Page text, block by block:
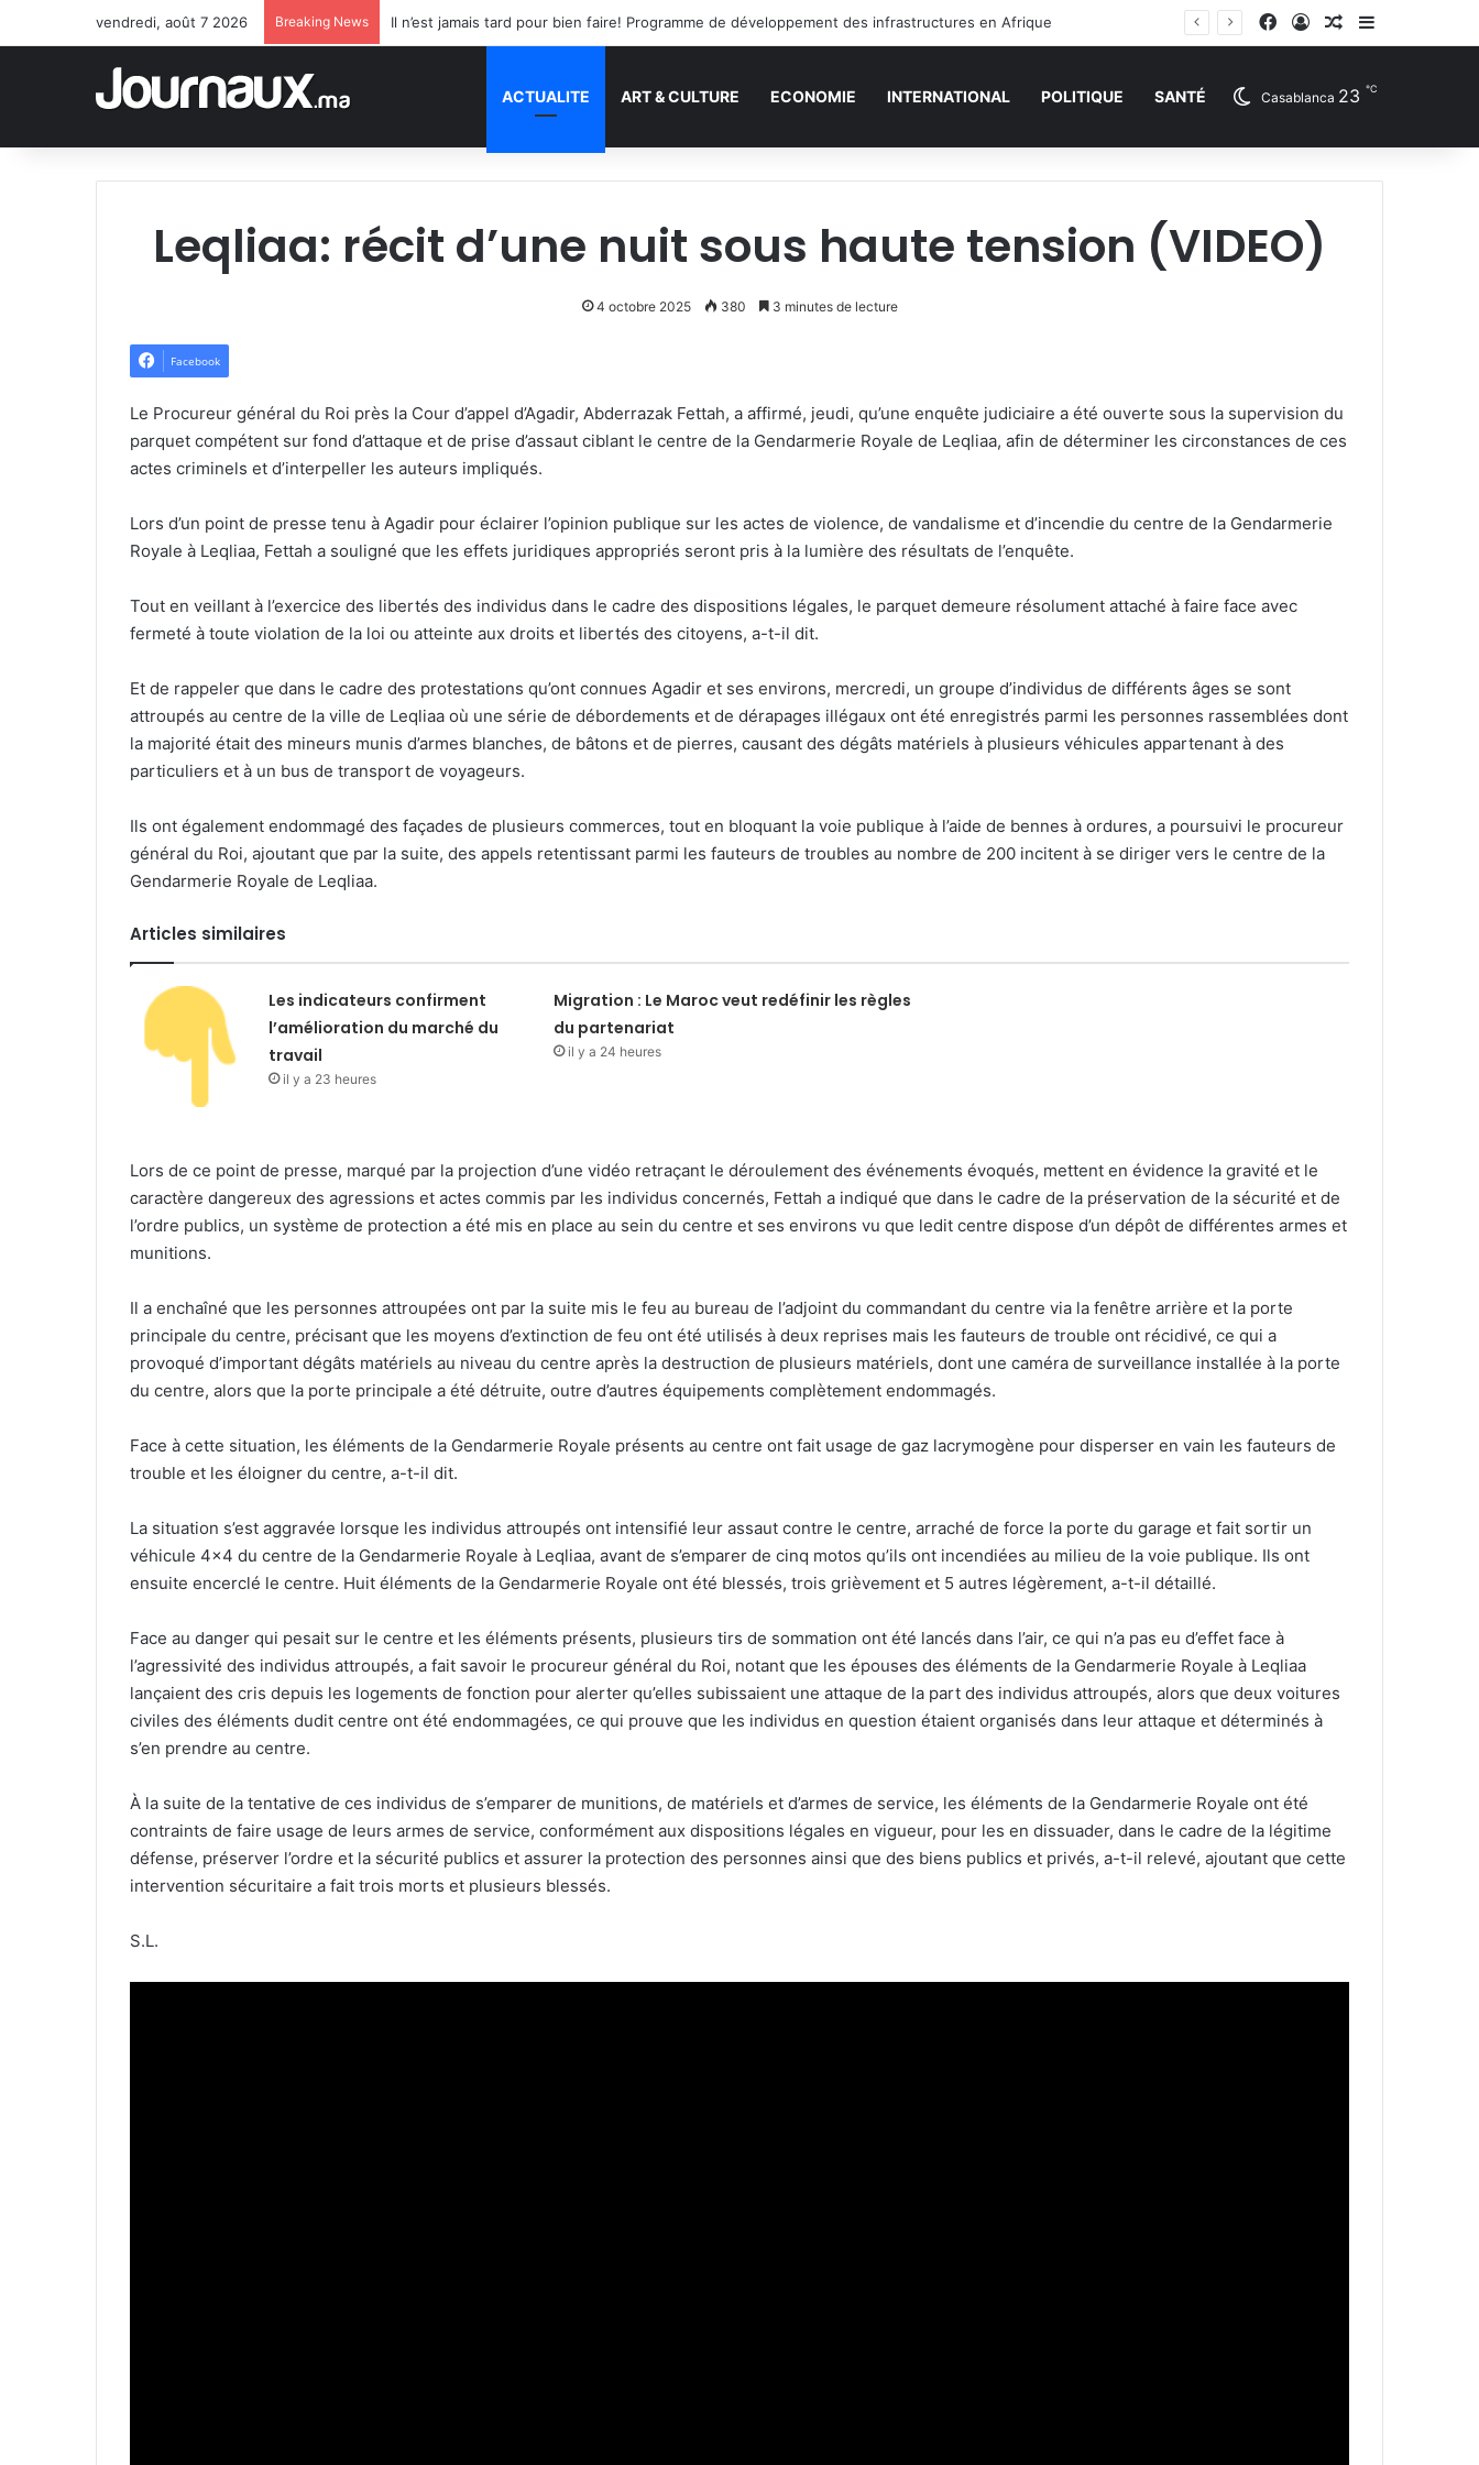
vendredi, août 7 2026 Breaking News Il n’est jamais tard pour bien faire! Programme de développement des infrastructures en Afrique Facebook
Connexion
Article Aléatoire
Sidebar
ACTUALITE ART & CULTURE ECONOMIE INTERNATIONAL POLITIQUE SANTÉ Casablanca 23 ℃
Leqliaa: récit d’une nuit sous haute tension (VIDEO)
4 octobre 2025 380 3 minutes de lecture
Facebook
Le Procureur général du Roi près la Cour d’appel d’Agadir, Abderrazak Fettah, a affirmé, jeudi, qu’une enquête judiciaire a été ouverte sous la supervision du
parquet compétent sur fond d’attaque et de prise d’assaut ciblant le centre de la Gendarmerie Royale de Leqliaa, afin de déterminer les circonstances de ces
actes criminels et d’interpeller les auteurs impliqués.
Lors d’un point de presse tenu à Agadir pour éclairer l’opinion publique sur les actes de violence, de vandalisme et d’incendie du centre de la Gendarmerie
Royale à Leqliaa, Fettah a souligné que les effets juridiques appropriés seront pris à la lumière des résultats de l’enquête.
Tout en veillant à l’exercice des libertés des individus dans le cadre des dispositions légales, le parquet demeure résolument attaché à faire face avec
fermeté à toute violation de la loi ou atteinte aux droits et libertés des citoyens, a-t-il dit.
Et de rappeler que dans le cadre des protestations qu’ont connues Agadir et ses environs, mercredi, un groupe d’individus de différents âges se sont
attroupés au centre de la ville de Leqliaa où une série de débordements et de dérapages illégaux ont été enregistrés parmi les personnes rassemblées dont
la majorité était des mineurs munis d’armes blanches, de bâtons et de pierres, causant des dégâts matériels à plusieurs véhicules appartenant à des
particuliers et à un bus de transport de voyageurs.
Ils ont également endommagé des façades de plusieurs commerces, tout en bloquant la voie publique à l’aide de bennes à ordures, a poursuivi le procureur
général du Roi, ajoutant que par la suite, des appels retentissant parmi les fauteurs de troubles au nombre de 200 incitent à se diriger vers le centre de la
Gendarmerie Royale de Leqliaa.
Articles similaires
Les indicateurs confirment
l’amélioration du marché du
travail
il y a 23 heures
Migration : Le Maroc veut redéfinir les règles
du partenariat
il y a 24 heures
Lors de ce point de presse, marqué par la projection d’une vidéo retraçant le déroulement des événements évoqués, mettent en évidence la gravité et le
caractère dangereux des agressions et actes commis par les individus concernés, Fettah a indiqué que dans le cadre de la préservation de la sécurité et de
l’ordre publics, un système de protection a été mis en place au sein du centre et ses environs vu que ledit centre dispose d’un dépôt de différentes armes et
munitions.
Il a enchaîné que les personnes attroupées ont par la suite mis le feu au bureau de l’adjoint du commandant du centre via la fenêtre arrière et la porte
principale du centre, précisant que les moyens d’extinction de feu ont été utilisés à deux reprises mais les fauteurs de trouble ont récidivé, ce qui a
provoqué d’important dégâts matériels au niveau du centre après la destruction de plusieurs matériels, dont une caméra de surveillance installée à la porte
du centre, alors que la porte principale a été détruite, outre d’autres équipements complètement endommagés.
Face à cette situation, les éléments de la Gendarmerie Royale présents au centre ont fait usage de gaz lacrymogène pour disperser en vain les fauteurs de
trouble et les éloigner du centre, a-t-il dit.
La situation s’est aggravée lorsque les individus attroupés ont intensifié leur assaut contre le centre, arraché de force la porte du garage et fait sortir un
véhicule 4×4 du centre de la Gendarmerie Royale à Leqliaa, avant de s’emparer de cinq motos qu’ils ont incendiées au milieu de la voie publique. Ils ont
ensuite encerclé le centre. Huit éléments de la Gendarmerie Royale ont été blessés, trois grièvement et 5 autres légèrement, a-t-il détaillé.
Face au danger qui pesait sur le centre et les éléments présents, plusieurs tirs de sommation ont été lancés dans l’air, ce qui n’a pas eu d’effet face à
l’agressivité des individus attroupés, a fait savoir le procureur général du Roi, notant que les épouses des éléments de la Gendarmerie Royale à Leqliaa
lançaient des cris depuis les logements de fonction pour alerter qu’elles subissaient une attaque de la part des individus attroupés, alors que deux voitures
civiles des éléments dudit centre ont été endommagées, ce qui prouve que les individus en question étaient organisés dans leur attaque et déterminés à
s’en prendre au centre.
À la suite de la tentative de ces individus de s’emparer de munitions, de matériels et d’armes de service, les éléments de la Gendarmerie Royale ont été
contraints de faire usage de leurs armes de service, conformément aux dispositions légales en vigueur, pour les en dissuader, dans le cadre de la légitime
défense, préserver l’ordre et la sécurité publics et assurer la protection des personnes ainsi que des biens publics et privés, a-t-il relevé, ajoutant que cette
intervention sécuritaire a fait trois morts et plusieurs blessés.
S.L.